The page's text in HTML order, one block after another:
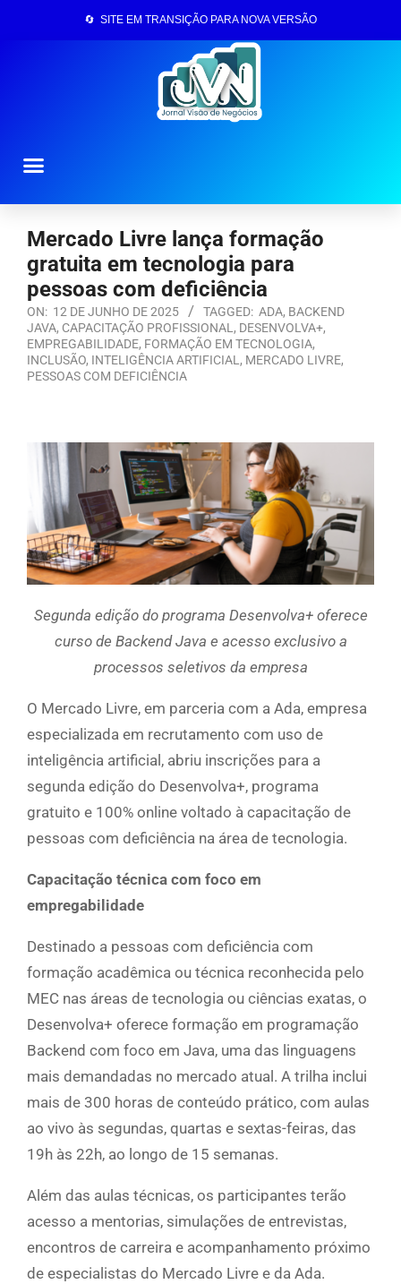
🔄 SITE EM TRANSIÇÃO PARA NOVA VERSÃO
Mercado Livre lança formação
gratuita em tecnologia para
pessoas com deficiência
ON: 12 DE JUNHO DE 2025 TAGGED: ADA, BACKEND
JAVA, CAPACITAÇÃO PROFISSIONAL , DESENVOLVA+,
EMPREGABILIDADE, FORMAÇÃO EM TECNOLOGIA,
INCLUSÃO, INTELIGÊNCIA ARTIFICIAL , MERCADO LIVRE,
PESSOAS COM DEFICIÊNCIA
Segunda edição do programa Desenvolva+ oferece
curso de Backend Java e acesso exclusivo a
processos seletivos da empresa
O Mercado Livre, em parceria com a Ada, empresa
especializada em recrutamento com uso de
inteligência artificial, abriu inscrições para a
segunda edição do Desenvolva+, programa
gratuito e 100% online voltado à capacitação de
pessoas com deficiência na área de tecnologia.
Capacitação técnica com foco em
empregabilidade
Destinado a pessoas com deficiência com
formação acadêmica ou técnica reconhecida pelo
MEC nas áreas de tecnologia ou ciências exatas, o
Desenvolva+ oferece formação em programação
Backend com foco em Java, uma das linguagens
mais demandadas no mercado atual. A trilha inclui
mais de 300 horas de conteúdo prático, com aulas
ao vivo às segundas, quartas e sextas-feiras, das
19h às 22h, ao longo de 15 semanas.
Além das aulas técnicas, os participantes terão
acesso a mentorias, simulações de entrevistas,
encontros de carreira e acompanhamento próximo
de especialistas do Mercado Livre e da Ada.